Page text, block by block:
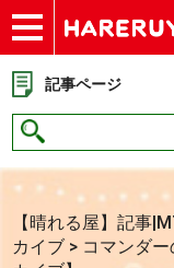
ショップ
買取
記事
デッキ検索
デッキ構築
選手一覧
店舗一覧
イベント
お問い合わせ
記事ページ
【晴れる屋】記事
カイブ > コマンダ